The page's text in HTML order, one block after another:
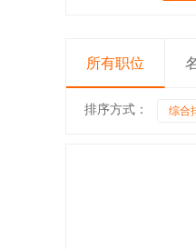
所有职位
排序方式： 综合